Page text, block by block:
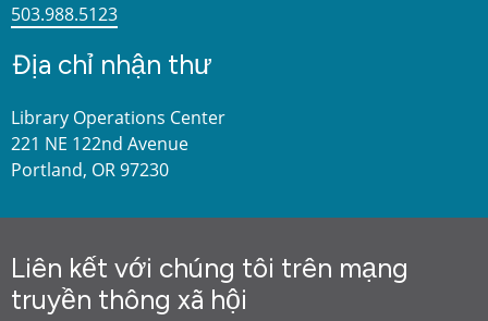
503.988.5123
Địa chỉ nhận thư
Library Operations Center
221 NE 122nd Avenue
Portland, OR 97230
Liên kết với chúng tôi trên mạng
truyền thông xã hội